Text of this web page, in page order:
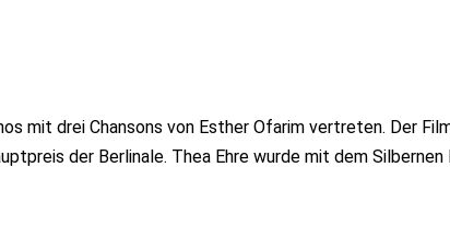
mit drei Chansons von Esther Ofarim vertreten. Der
der Berlinale. Thea Ehre wurde mit dem